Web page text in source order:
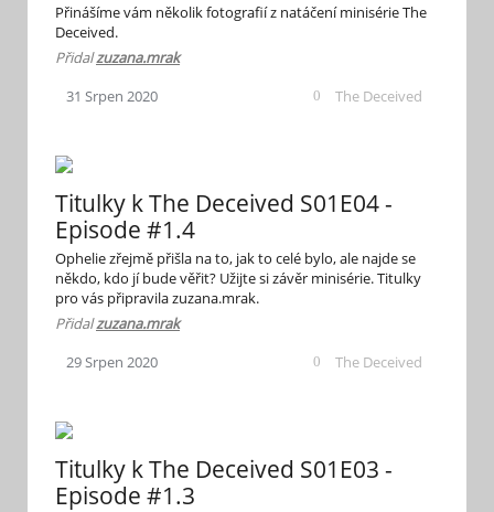
31 Srpen 2020
Přinášíme vám několik fotografií z natáčení minisérie The
Deceived.
Přidalzuzana.mrak
0 The Deceived
29 Srpen 2020
Titulky k The Deceived S01E04 -
Episode #1.4
Ophelie zřejmě přišla na to, jak to celé bylo, ale najde se
někdo, kdo jí bude věřit? Užijte si závěr minisérie. Titulky
pro vás připravila zuzana.mrak.
Přidalzuzana.mrak
0 The Deceived
Titulky k The Deceived S01E03 -
Episode #1.3